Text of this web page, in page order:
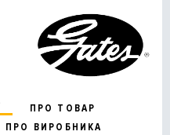
ПРО ТОВАР
ПРО ВИРОБНИКА